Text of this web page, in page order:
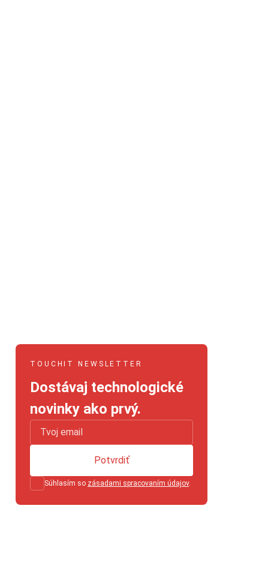
TOUCHIT NEWSLETTER
Dostávaj technologické
novinky ako prvý.
Súhlasím so zásadami spracovaním údajov.
Potvrdiť